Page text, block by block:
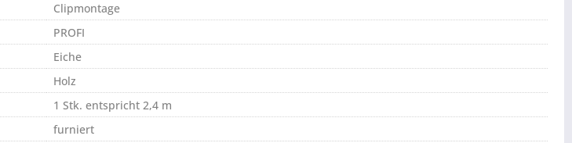
Clipmontage
PROFI
Eiche
Holz
1 Stk. entspricht 2,4 m
furniert